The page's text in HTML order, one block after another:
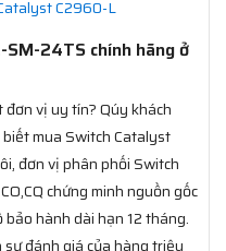
C2960-L
24TS chính hãng ở
vị uy tín? Qúy khách
mua Switch Catalyst
đơn vị phân phối Switch
chứng minh nguồn gốc
hành dài hạn 12 tháng.
đánh giá của hàng triệu